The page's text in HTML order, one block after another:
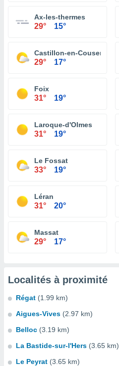
Ax-les-thermes
29° 15°
Castillon-en-Couserans
29° 17°
Foix
31° 19°
Laroque-d'Olmes
31° 19°
Le Fossat
33° 19°
Léran
31° 20°
Massat
29° 17°
Localités à proximité
Régat (1.99 km)
Aigues-Vives (2.97 km)
Belloc (3.19 km)
La Bastide-sur-l'Hers (3.65 km)
Le Peyrat (3.65 km)